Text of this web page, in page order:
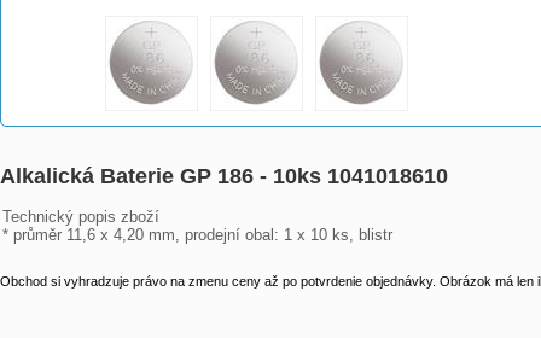
Alkalická Baterie GP 186 - 10ks 1041018610
Technický popis zboží
* průměr 11,6 x 4,20 mm, prodejní obal: 1 x 10 ks, blistr
Obchod si vyhradzuje právo na zmenu ceny až po potvrdenie objednávky. Obrázok má len